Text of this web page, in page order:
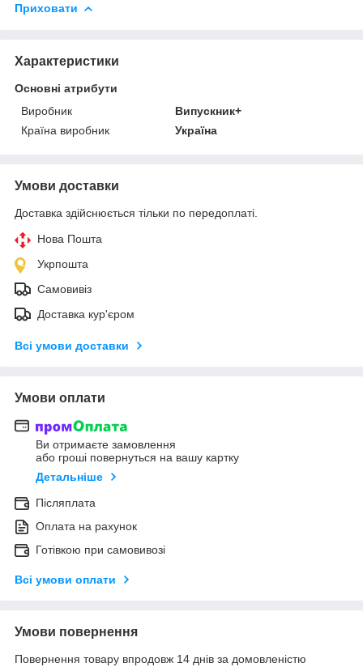
Приховати
Характеристики
Основні атрибути
Виробник
Випускник+
Країна виробник
Україна
Умови доставки
Доставка здійснюється тільки по передоплаті.
Нова Пошта
Укрпошта
Самовивіз
Доставка кур'єром
Всі умови доставки
Умови оплати
Ви отримаєте замовлення
або гроші повернуться на вашу картку
Детальніше
Післяплата
Оплата на рахунок
Готівкою при самовивозі
Всі умови оплати
Умови повернення
Повернення товару впродовж 14 днів за домовленістю